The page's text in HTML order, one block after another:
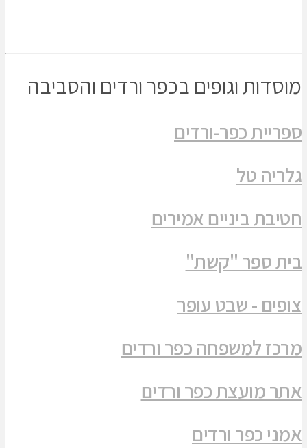
מוסדות וגופים בכפר ורדים והסביבה
ספריית כפר-ורדים
גלריה טל
חטיבת ביניים אמירים
בית ספר "קשת"
צופים - שבט עופר
מרכז למשפחה כפר ורדים
אתר מועצת כפר ורדים
אמני כפר ורדים